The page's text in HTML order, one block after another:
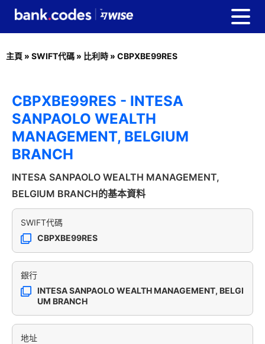
主頁 » SWIFT代碼 » 比利時 » CBPXBE99RES
CBPXBE99RES - INTESA
SANPAOLO WEALTH
MANAGEMENT, BELGIUM
BRANCH
INTESA SANPAOLO WEALTH MANAGEMENT,
BELGIUM BRANCH的基本資料
SWIFT代碼
CBPXBE99RES
銀行
INTESA SANPAOLO WEALTH MANAGEMENT, BELGI
UM BRANCH
地址